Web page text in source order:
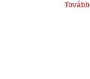
Tovább